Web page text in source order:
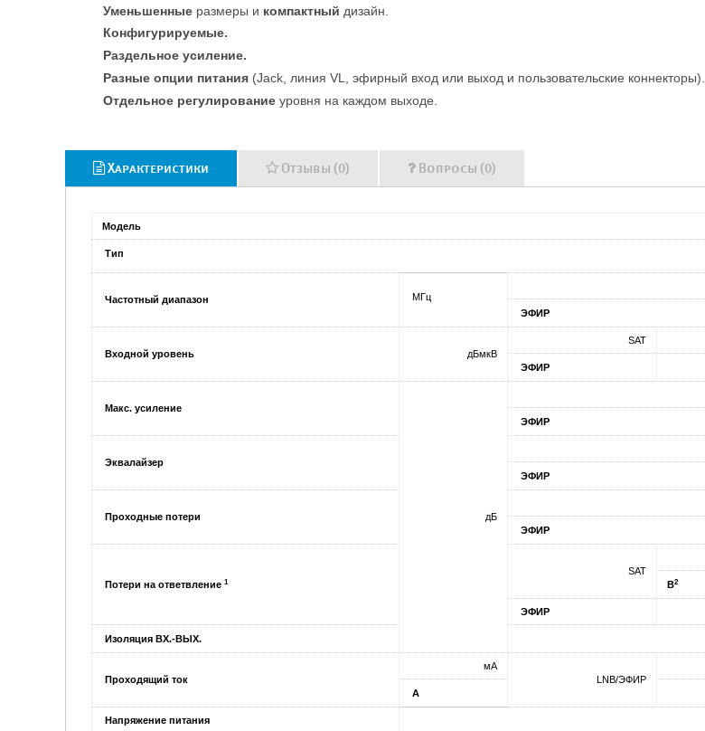
Уменьшенные размеры и компактный дизайн.
Конфигурируемые.
Раздельное усиление.
Разные опции питания (Jack, линия VL, эфирный вход или выход и пользовательские коннекторы).
Отдельное регулирование уровня на каждом выходе.
Характеристики Отзывы (0) Вопросы (0)
Модель
Тип
Частотный диапазон МГц
ЭФИР
Входной уровень дБмкВ
SAT
ЭФИР
Макс. усиление
дБ
ЭФИР
Эквалайзер
ЭФИР
Проходные потери
ЭФИР
Потери на ответвление1
SAT
B2
ЭФИР
Изоляция ВХ.-ВЫХ.
Проходящий ток
мA
LNB/ЭФИР
A
Напряжение питания